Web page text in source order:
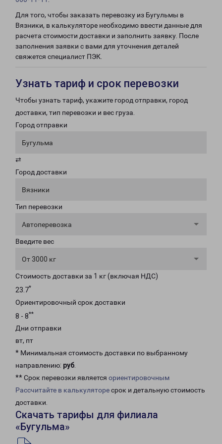
Для того, чтобы заказать перевозку из Бугульмы в
Вязники, в калькуляторе необходимо ввести данные для
расчета стоимости доставки и заполнить заявку. После
заполнения заявки с вами для уточнения деталей
свяжется специалист ПЭК.
Узнать тариф и срок перевозки
Чтобы узнать тариф, укажите город отправки, город
доставки, тип перевозки и вес груза.
Город отправки
Бугульма
⇄
Город доставки
Вязники
Тип перевозки
Автоперевозка
Введите вес
От 3000 кг
Стоимость доставки за 1 кг (включая НДС)
23.7*
Ориентировочный срок доставки
8 - 8**
Дни отправки
вт, пт
* Минимальная стоимость доставки по выбранному
направлению: руб.
** Срок перевозки является ориентировочным
Рассчитайте в калькуляторесрок и детальную стоимость
доставки.
Скачать тарифы для филиала
«Бугульма»